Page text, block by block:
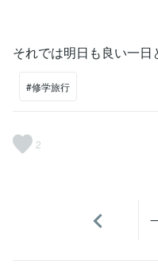
それでは明日も良い一日
#修学旅行
2